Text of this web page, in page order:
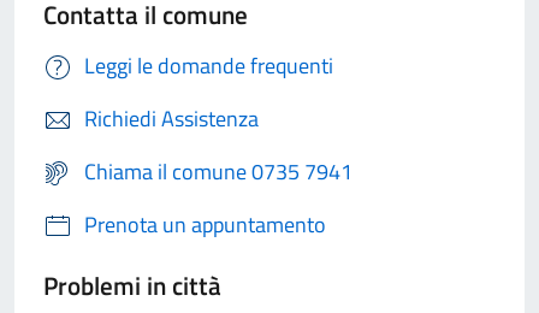
Contatta il comune
Leggi le domande frequenti
Richiedi Assistenza
Chiama il comune 0735 7941
Prenota un appuntamento
Problemi in città